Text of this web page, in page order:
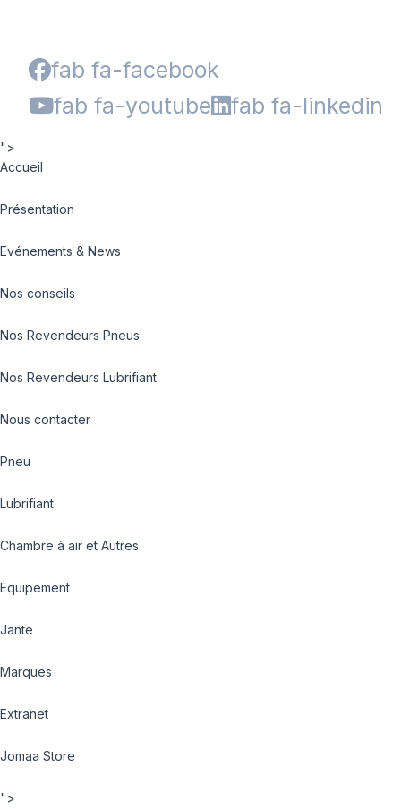
fab fa-facebook
fab fa-youtube
fab fa-linkedin
">
Accueil
Présentation
Evénements & News
Nos conseils
Nos Revendeurs Pneus
Nos Revendeurs Lubrifiant
Nous contacter
Pneu
Lubrifiant
Chambre à air et Autres
Equipement
Jante
Marques
Extranet
Jomaa Store
">